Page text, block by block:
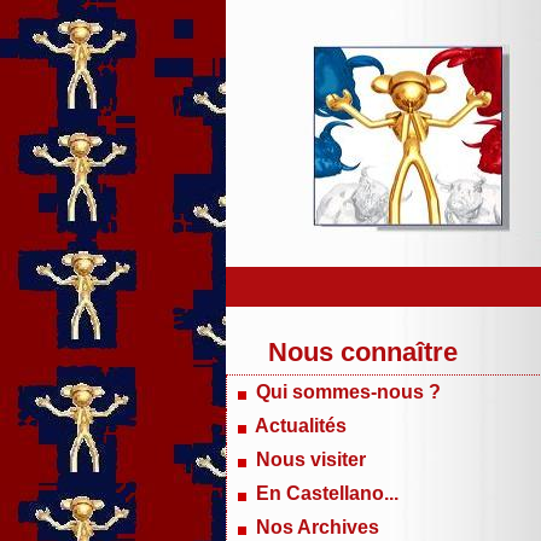
Nous connaître
Qui sommes-nous ?
Actualités
Nous visiter
En Castellano...
Nos Archives